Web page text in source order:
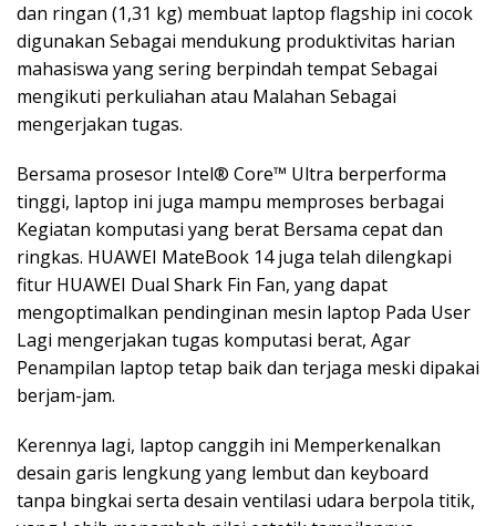
dan ringan (1,31 kg) membuat laptop flagship ini cocok
digunakan Sebagai mendukung produktivitas harian
mahasiswa yang sering berpindah tempat Sebagai
mengikuti perkuliahan atau Malahan Sebagai
mengerjakan tugas.
Bersama prosesor Intel® Core™ Ultra berperforma
tinggi, laptop ini juga mampu memproses berbagai
Kegiatan komputasi yang berat Bersama cepat dan
ringkas. HUAWEI MateBook 14 juga telah dilengkapi
fitur HUAWEI Dual Shark Fin Fan, yang dapat
mengoptimalkan pendinginan mesin laptop Pada User
Lagi mengerjakan tugas komputasi berat, Agar
Penampilan laptop tetap baik dan terjaga meski dipakai
berjam-jam.
Kerennya lagi, laptop canggih ini Memperkenalkan
desain garis lengkung yang lembut dan keyboard
tanpa bingkai serta desain ventilasi udara berpola titik,